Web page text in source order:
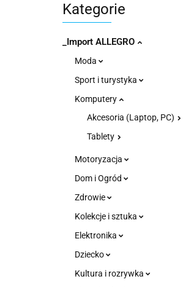
Kategorie
_Import ALLEGRO
Moda
Sport i turystyka
Komputery
Akcesoria (Laptop, PC)
Tablety
Motoryzacja
Dom i Ogród
Zdrowie
Kolekcje i sztuka
Elektronika
Dziecko
Kultura i rozrywka